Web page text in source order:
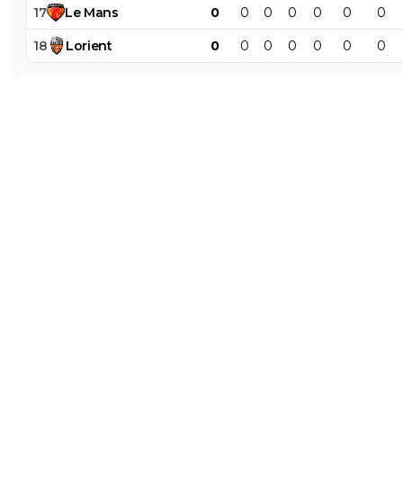
17 Le Mans 0 0 0 0 0 0 0
18 Lorient 0 0 0 0 0 0 0